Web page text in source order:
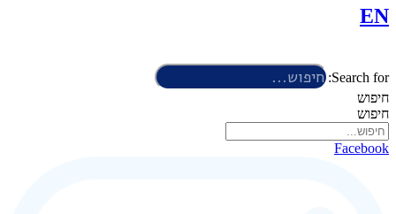
EN
Search for:
חיפוש
חיפוש
Facebook